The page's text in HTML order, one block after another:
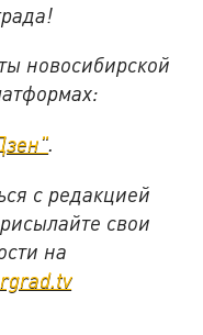
новосибирской
.
с редакцией
свои
на